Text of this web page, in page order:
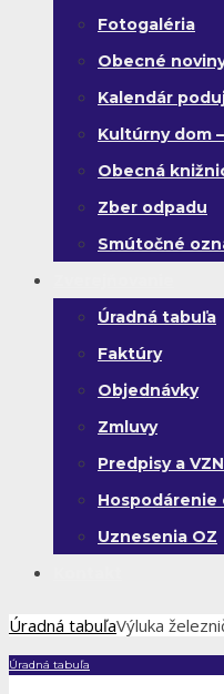
Fotogaléria
Obecné
Kalendár
Kultúrny dom
Obecná
Zber odpadu
Smútočné
Úradná tabuľa
Faktúry
Objednávky
Zmluvy
Predpisy a VZN
Hospodárenie
Uznesenia OZ
Úradná tabuľaVýluka
Úradná tabuľa